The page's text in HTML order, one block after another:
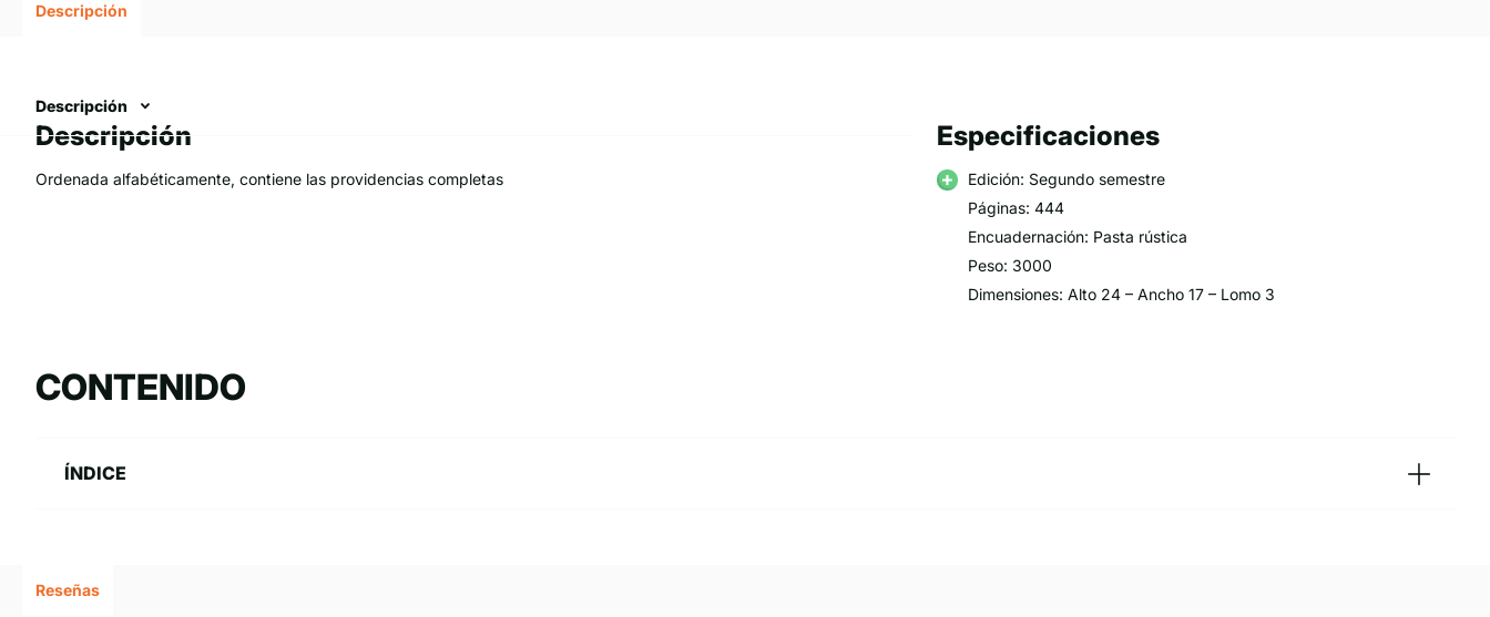
Descripción
Descripción
Descripción
Ordenada alfabéticamente, contiene las providencias completas
Especificaciones
Edición: Segundo semestre
Páginas: 444
Encuadernación: Pasta rústica
Peso: 3000
Dimensiones: Alto 24 – Ancho 17 – Lomo 3
CONTENIDO
ÍNDICE
Reseñas